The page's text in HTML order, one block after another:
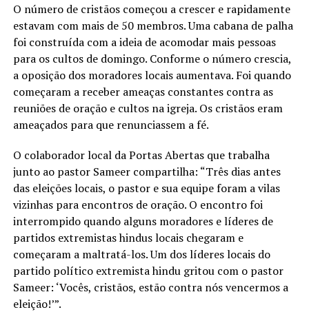
O número de cristãos começou a crescer e rapidamente
estavam com mais de 50 membros. Uma cabana de palha
foi construída com a ideia de acomodar mais pessoas
para os cultos de domingo. Conforme o número crescia,
a oposição dos moradores locais aumentava. Foi quando
começaram a receber ameaças constantes contra as
reuniões de oração e cultos na igreja. Os cristãos eram
ameaçados para que renunciassem a fé.
O colaborador local da Portas Abertas que trabalha
junto ao pastor Sameer compartilha: “Três dias antes
das eleições locais, o pastor e sua equipe foram a vilas
vizinhas para encontros de oração. O encontro foi
interrompido quando alguns moradores e líderes de
partidos extremistas hindus locais chegaram e
começaram a maltratá-los. Um dos líderes locais do
partido político extremista hindu gritou com o pastor
Sameer: ‘Vocês, cristãos, estão contra nós vencermos a
eleição!’”.